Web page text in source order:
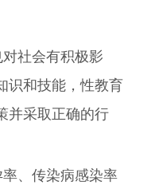
社会有积极影
识和技能，性教育
并采取正确的行
、传染病感染率